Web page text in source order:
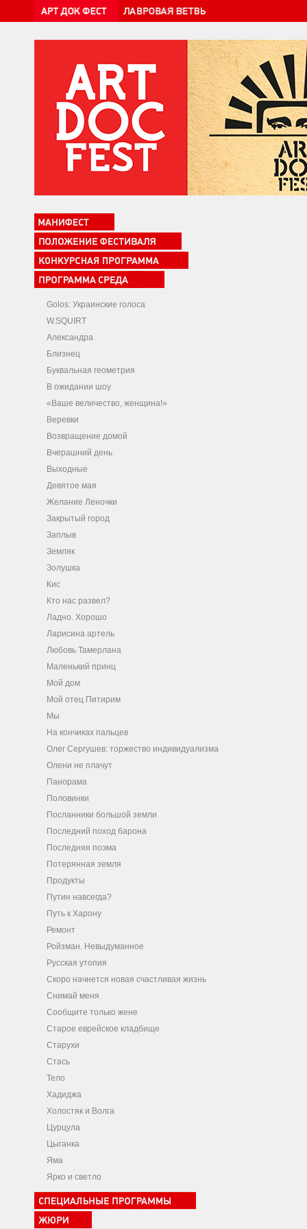
Golos: Украинские голоса
W.SQUIRT
Александра
Близнец
Буквальная геометрия
В ожидании шоу
«Ваше величество, женщина!»
Веревки
Возвращение домой
Вчерашний день
Выходные
Девятое мая
Желание Леночки
Закрытый город
Заплыв
Земляк
Золушка
Кис
Кто нас развел?
Ладно. Хорошо
Ларисина артель
Любовь Тамерлана
Маленький принц
Мой дом
Мой отец Питирим
Мы
На кончиках пальцев
Олег Сергушев: торжество индивидуализма
Олени не плачут
Панорама
Половинки
Посланники большой земли
Последний поход барона
Последняя поэма
Потерянная земля
Продукты
Путин навсегда?
Путь к Харону
Ремонт
Ройзман. Невыдуманное
Русская утопия
Скоро начнется новая счастливая жизнь
Снимай меня
Сообщите только жене
Старое еврейское кладбище
Старухи
Стась
Тело
Хадиджа
Холостяк и Волга
Цурцула
Цыганка
Яма
Ярко и светло